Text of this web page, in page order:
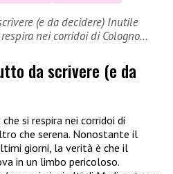
(e da decidere) Inutile
nei corridoi di Cologno…
da scrivere (e da
si respira nei corridoi di
che serena. Nonostante il
giorni, la verità è che il
in un limbo pericoloso.